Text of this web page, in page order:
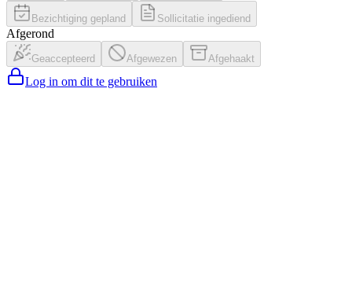
Bezichtiging gepland Sollicitatie ingediend
Afgerond
Geaccepteerd Afgewezen Afgehaakt
Log in om dit te gebruiken